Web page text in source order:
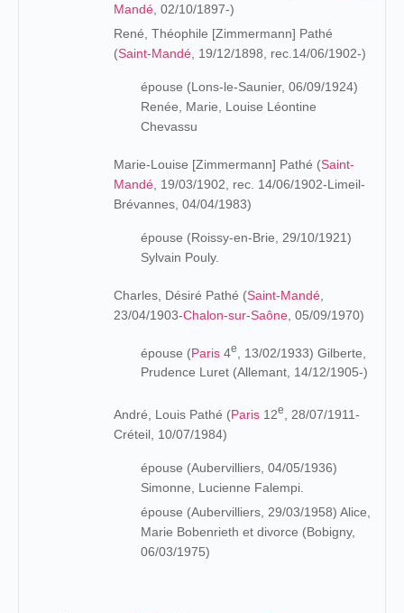
Mandé , 02/10/1897-)
René, Théophile [Zimmermann] Pathé
(Saint-Mandé , 19/12/1898, rec.14/06/1902-)
épouse (Lons-le-Saunier, 06/09/1924)
Renée, Marie, Louise Léontine
Chevassu
Marie-Louise [Zimmermann] Pathé (Saint-
Mandé , 19/03/1902, rec. 14/06/1902-Limeil-
Brévannes, 04/04/1983)
épouse (Roissy-en-Brie, 29/10/1921)
Sylvain Pouly.
Charles, Désiré Pathé (Saint-Mandé
23/04/1903-Chalon-sur-Saône , 05/09/1970)
épouse (Paris 4e
, 13/02/1933) Gilberte,
Prudence Luret (Allemant, 14/12/1905-)
André, Louis Pathé (Paris 12e
, 28/07/1911-
Créteil, 10/07/1984)
épouse (Aubervilliers, 04/05/1936)
Simonne, Lucienne Falempi.
épouse (Aubervilliers, 29/03/1958) Alice,
Marie Bobenrieth et divorce (Bobigny,
06/03/1975)